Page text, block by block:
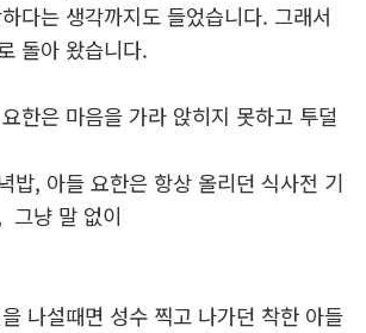
다는 생각까지도 들었습니다. 그래서
돌아 왔습니다.
한은 마음을 가라 앉히지 못하고 투덜
밥, 아들 요한은 항상 올리던 식사전 기
그냥 말 없이
나설때면 성수 찍고 나가던 착한 아들